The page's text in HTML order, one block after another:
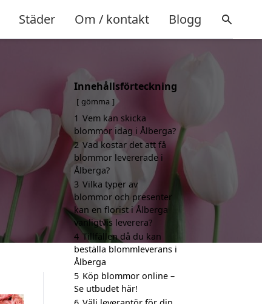
Städer Om / kontakt Blogg
Innehållsförteckning
gömma
1 Vem kan skicka
blommor idag i Ålberga?
2 Vad kostar det att få
blommor levererade i
Ålberga?
3 Vilka typer av
blommor och presenter
kan en florist i Ålberga
vanligtvis leverera?
4 Tillfällen då du kan
beställa blommleverans i
Ålberga
5 Köp blommor online –
Se utbudet här!